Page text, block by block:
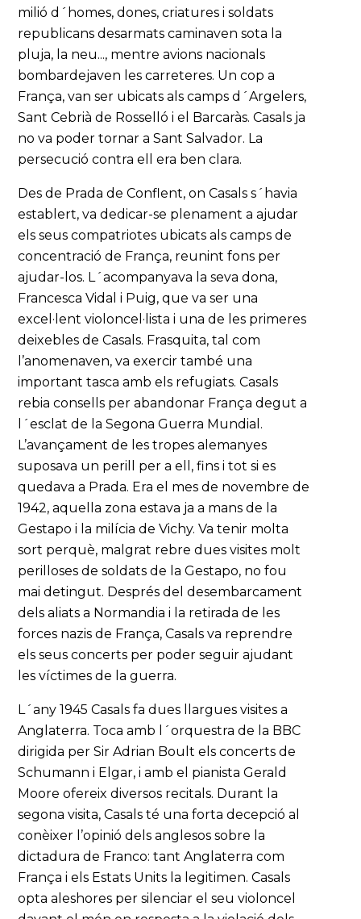
milió d´homes, dones, criatures i soldats
republicans desarmats caminaven sota la
pluja, la neu..., mentre avions nacionals
bombardejaven les carreteres. Un cop a
França, van ser ubicats als camps d´Argelers,
Sant Cebrià de Rosselló i el Barcaràs. Casals ja
no va poder tornar a Sant Salvador. La
persecució contra ell era ben clara.
Des de Prada de Conflent, on Casals s´havia
establert, va dedicar-se plenament a ajudar
els seus compatriotes ubicats als camps de
concentració de França, reunint fons per
ajudar-los. L´acompanyava la seva dona,
Francesca Vidal i Puig, que va ser una
excel·lent violoncel·lista i una de les primeres
deixebles de Casals. Frasquita, tal com
l’anomenaven, va exercir també una
important tasca amb els refugiats. Casals
rebia consells per abandonar França degut a
l´esclat de la Segona Guerra Mundial.
L’avançament de les tropes alemanyes
suposava un perill per a ell, fins i tot si es
quedava a Prada. Era el mes de novembre de
1942, aquella zona estava ja a mans de la
Gestapo i la milícia de Vichy. Va tenir molta
sort perquè, malgrat rebre dues visites molt
perilloses de soldats de la Gestapo, no fou
mai detingut. Després del desembarcament
dels aliats a Normandia i la retirada de les
forces nazis de França, Casals va reprendre
els seus concerts per poder seguir ajudant
les víctimes de la guerra.
L´any 1945 Casals fa dues llargues visites a
Anglaterra. Toca amb l´orquestra de la BBC
dirigida per Sir Adrian Boult els concerts de
Schumann i Elgar, i amb el pianista Gerald
Moore ofereix diversos recitals. Durant la
segona visita, Casals té una forta decepció al
conèixer l’opinió dels anglesos sobre la
dictadura de Franco: tant Anglaterra com
França i els Estats Units la legitimen. Casals
opta aleshores per silenciar el seu violoncel